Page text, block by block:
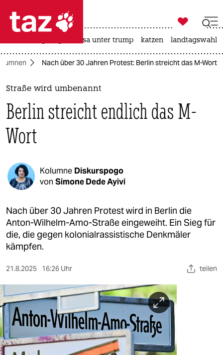
 taz zahl ich
taz zahl ich
themen
politik
öko
kultur
berlin
nord
wahrheit
verlag
verlag
veranstaltungen
shop

taz zahl ich
usa unter trump katzen landtagswahl
Nach über 30 Jahren Protest: Berlin streicht das M-Wort
Straße wird umbenannt
Berlin streicht endlich das M-
Wort
Kolumne Diskurspogo
von Simone Dede Ayivi
Nach über 30 Jahren Protest wird in Berlin die
Anton-Wilhelm-Amo-Straße eingeweiht. Ein Sieg für
die, die gegen kolonialrassistische Denkmäler
kämpfen.
21.8.2025 16:26 Uhr teilen